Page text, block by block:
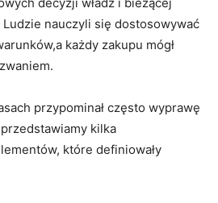
nauczyli się dostosowywać
każdy zakupu mógł
przypominał często wyprawę
kilka
które definiowały